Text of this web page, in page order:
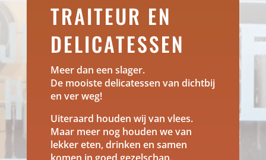
TRAITEUR EN
DELICATESSEN
Meer dan een slager.
De mooiste delicatessen van dichtbij
en ver weg!
Uiteraard houden wij van vlees.
Maar meer nog houden we van
lekker eten, drinken en samen